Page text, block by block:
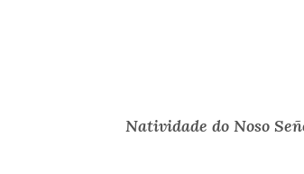
Natividade do Noso